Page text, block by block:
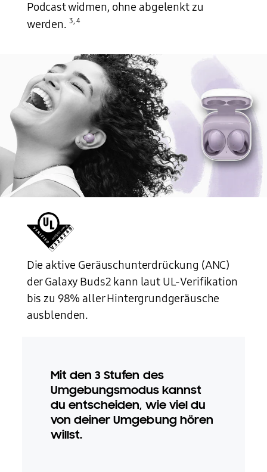
Podcast widmen, ohne abgelenkt zu
werden. 3,4
Die aktive Geräuschunterdrückung (ANC)
der Galaxy Buds2 kann laut UL-Verifikation
bis zu 98% aller Hintergrundgeräusche
ausblenden.
Mit den 3 Stufen des
Umgebungsmodus kannst
du entscheiden, wie viel du
von deiner Umgebung hören
willst.